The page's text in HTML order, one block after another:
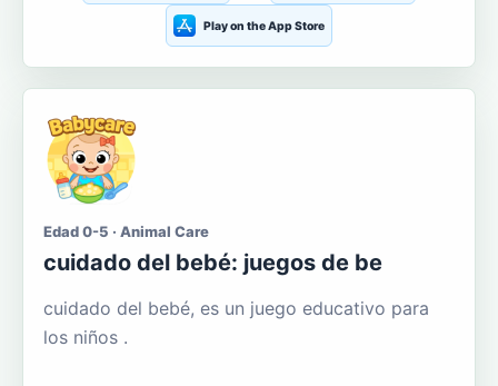
Play on the App Store
Edad 0-5 · Animal Care
cuidado del bebé: juegos de be
cuidado del bebé, es un juego educativo para
los niños .